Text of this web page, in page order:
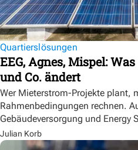
Quartierslösungen
EEG, Agnes, Mispel:
und Co. ändert
Wer Mieterstrom-Projekte plant,
Rahmenbedingungen rechnen.
Gebäudeversorgung und Energy
Julian Korb